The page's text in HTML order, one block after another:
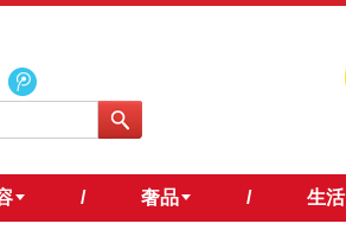
/ 奢品 / 生活